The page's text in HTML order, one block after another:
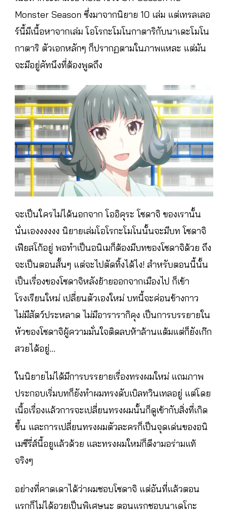
Monster Season ซึ่งมาจากนิยาย 10 เล่ม แต่เทรลเลอ
ร์นี้มีเนื้อหาจากเล่ม โอโรกะโมโนกาตาริกับนาเดะโมโน
กาตาริ ตัวเอกหลักๆ ก็ปรากฏตามในภาพแหละ แต่มัน
จะมีอยู่คัทนึงที่ต้องพูดถึง
จะเป็นใครไม่ได้นอกจาก โออิคุระ โซดาจิ ของเรานั้น
นั่นเองงงงงง นิยายเล่มโอโรกะโมโนนั้นจะมีบท โซดาจิ
เฟียสโก้อยู่ พอทำเป็นอนิเมก็ต้องมีบทของโซดาจิด้วย ถึง
จะเป็นตอนสั้นๆ แต่จะไปตัดทิ้งได้ไง! สำหรับตอนนี้นั้น
เป็นเรื่องของโซดาจิหลังย้ายออกจากเมืองไป ก็เข้า
โรงเรียนใหม่ เปลี่ยนตัวเองใหม่ บทนี้จะค่อนข้างกาว
ไม่มีสัตว์ประหลาด ไม่มีอารารากิคุง เป็นการบรรยายใน
หัวของโซดาจิผู้ความมั่นใจติดลบห้าล้านแต้มแต่ก็ยังเก๊ก
สวยได้อยู่…
ในนิยายไม่ได้มีการบรรยายเรื่องทรงผมใหม่ แถมภาพ
ประกอบเริ่มบทก็ยังทำผมทรงดับเบิลทวินเทลอยู่ แต่โดย
เนื้อเรื่องแล้วการจะเปลี่ยนทรงผมนั้นก็ดูเข้ากับสิ่งที่เกิด
ขึ้น และการเปลี่ยนทรงผมตัวละครก็เป็นจุดเด่นของอนิ
เมซีรี่ส์นี้อยูแล้วด้วย และทรงผมใหม่ก็ดีงามอร่ามแท้
จริงๆ
อย่างที่คาดเดาได้ว่าผมชอบโซดาจิ แต่อันที่แล้วตอน
แรกก็ไม่ได้อวยเป็นพิเศษนะ ตอนแรกชอบนาเดโกะ